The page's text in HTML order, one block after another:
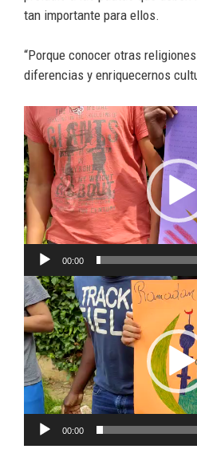
tan importante para ellos.
“Porque conocer otras
diferencias y enriquecernos
Reproductor
de
vídeo
00:00
Reproductor
de
vídeo
00:00